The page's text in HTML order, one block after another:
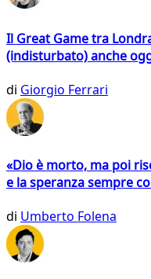
Il Great Game tra
(indisturbato) anche
di Giorgio Ferrari
«Dio è morto, ma poi
e la speranza sempre
di Umberto Folena